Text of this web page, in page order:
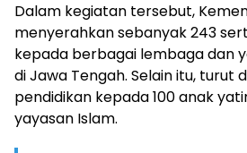
Dalam kegiatan tersebut,
menyerahkan sebanyak 243
kepada berbagai lembaga dan
di Jawa Tengah. Selain itu, turut
pendidikan kepada 100 anak
yayasan Islam.